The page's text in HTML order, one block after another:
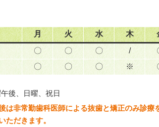
月 火 水 木
〇 〇 〇 /
〇 〇 〇 ※
後、日曜、祝日
非常勤歯科医師による抜歯と矯正のみ診療
ただきます。